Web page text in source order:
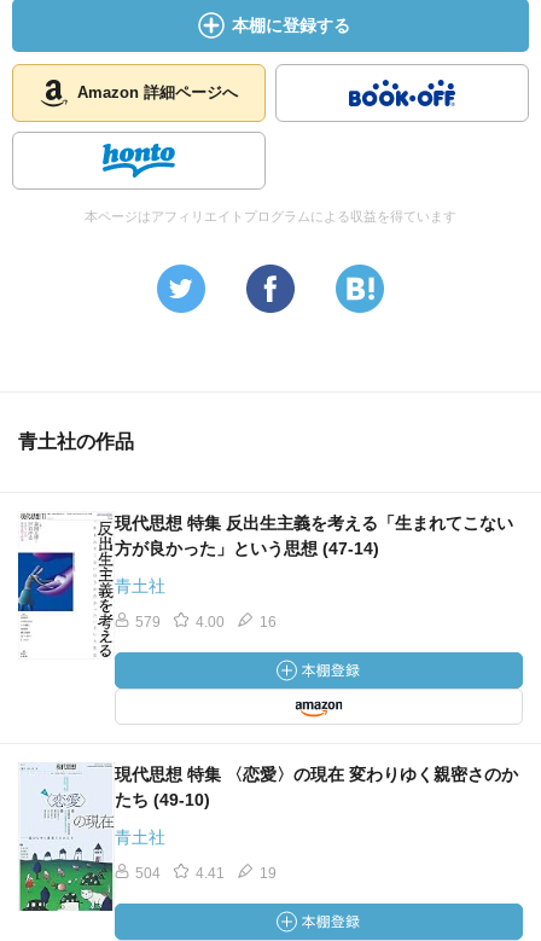
本棚に登録する
Amazon 詳細ページへ
本ページはアフィリエイトプログラムによる収益を得ています
青土社の作品
現代思想 特集 反出生主義を考える「生まれてこない
方が良かった」という思想 (47-14)
青土社
579 4.00 16
現代思想 特集 〈恋愛〉の現在 変わりゆく親密さのか
たち (49-10)
青土社
504 4.41 19